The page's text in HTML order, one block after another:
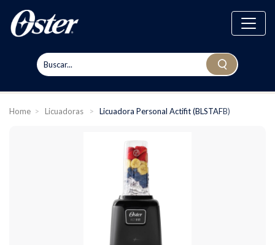
Home > Licuadoras > Licuadora Personal Actifit (BLSTAFB)